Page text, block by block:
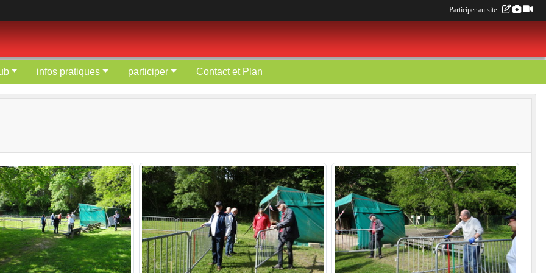
infos pratiques participer Contact et Plan
Participer au site :